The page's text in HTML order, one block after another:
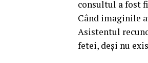
consultul a fost
Când imaginile
Asistentul
fetei, deși nu